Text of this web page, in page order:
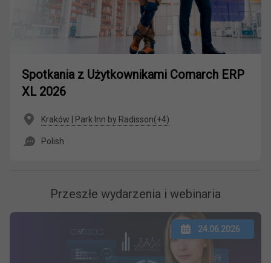
Spotkania z Użytkownikami Comarch ERP
XL 2026
Kraków | Park Inn by Radisson(+4)
Polish
Przeszłe wydarzenia i webinaria
24.06.2026